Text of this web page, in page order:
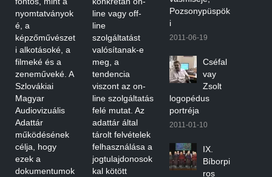
nyomtatványok
é, a
képzőművészet
i alkotásoké, a
filmeké és a
zeneműveké. A
Szlovákiai
Magyar
Audiovizuális
Adattár
működésének
célja, hogy
ezek a
dokumentumok
line vagy off-
line
szolgáltatást
valósítanak-e
meg, a
tendencia
viszont az on-
line szolgáltatás
felé mutat. Az
adattár által
tárolt felvételek
felhasználása a
jogtulajdonosok
kal kötött
Pozsonypüspök
i
2011-06-19
Cséfal
vay
Zsolt
logopédus
portréja
2011-01-10
IX.
Bíborpi
ros